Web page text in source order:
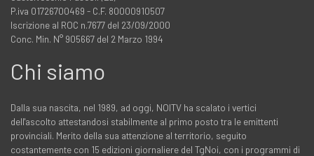
P.iva 01726700469 - C.F. 80000910507
Iscrizione al ROC n.7677 del 23/09/2000
Conc. Min. N° 905667 del 2 Marzo 1994
Chi siamo
Dalla sua nascita, nel 1989, ad oggi, NOITV ha scalato i vertici
dell'ascolto attestandosi stabilmente al primo posto tra le emittenti
provinciali. Merito della sua attenzione al territorio, seguito
costantemente con 15 edizioni giornaliere del TgNoi, con i programmi di